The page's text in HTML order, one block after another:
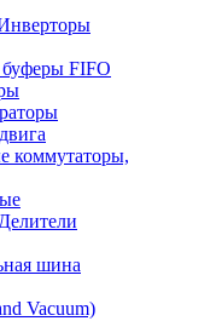
FIFO
коммутаторы,
шина
Vacuum)